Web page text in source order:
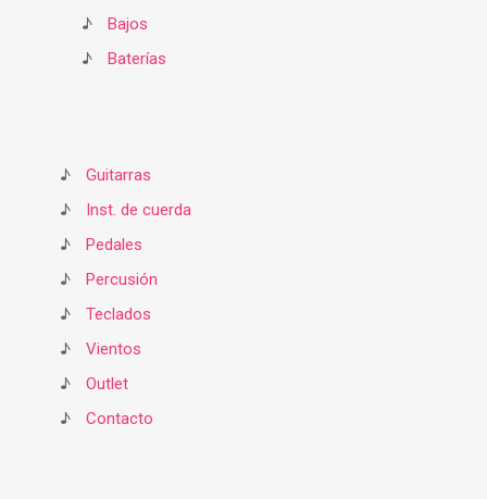
♪
Bajos
♪
Baterías
♪
Guitarras
♪
Inst. de cuerda
♪
Pedales
♪
Percusión
♪
Teclados
♪
Vientos
♪
Outlet
♪
Contacto